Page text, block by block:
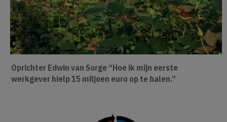
Oprichter Edwin van Sorge “Hoe ik mijn eerste
werkgever hielp 15 miljoen euro op te halen.”